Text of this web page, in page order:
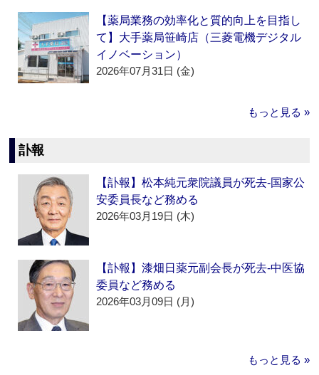
【薬局業務の効率化と質的向上を目指し
て】大手薬局笹崎店（三菱電機デジタル
イノベーション）
2026年07月31日 (金)
もっと見る »
訃報
【訃報】松本純元衆院議員が死去‐国家公
安委員長など務める
2026年03月19日 (木)
【訃報】漆畑日薬元副会長が死去‐中医協
委員など務める
2026年03月09日 (月)
もっと見る »